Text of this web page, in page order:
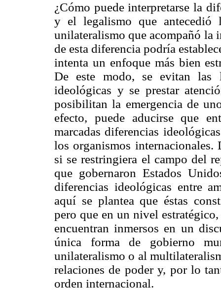
¿Cómo puede interpretarse la
y el legalismo que
unilateralismo que acompañó la
de esta diferencia podría
intenta un enfoque más bien
De este modo, se evitan las
ideológicas y se prestar
posibilitan la emergencia de
efecto, puede aducirse que
marcadas diferencias
los organismos
si se restringiera el campo del
que gobernaron Estados
diferencias ideológicas entre
aquí se plantea que éstas
pero que en un nivel
encuentran inmersos en un
única forma de gobierno
unilateralismo o al
relaciones de poder y, por lo
orden internacional.